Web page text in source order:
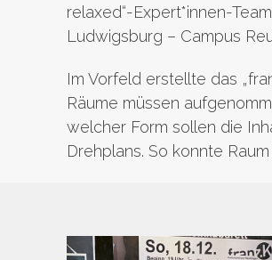
relaxed“-Expert*innen-
Ludwigsburg – Campus
Im Vorfeld erstellte das
Räume müssen
welcher Form sollen die
Drehplans. So konnte